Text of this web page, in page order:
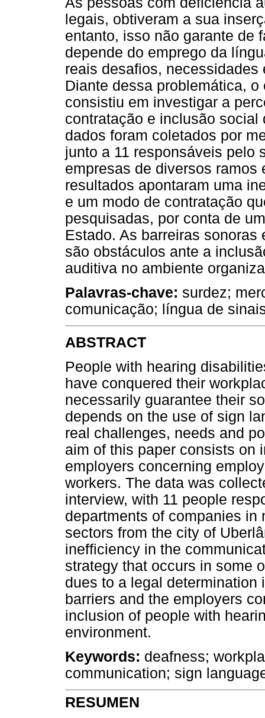
legais, obtiveram a sua
entanto, isso não garante de
depende do emprego da
reais desafios,
Diante dessa problemática,
consistiu em investigar a
contratação e inclusão
dados foram coletados por
junto a 11 responsáveis pelo
empresas de diversos ramos
resultados apontaram uma
e um modo de contratação
pesquisadas, por conta de
Estado. As barreiras
são obstáculos ante a
auditiva no ambiente
Palavras-chave: surdez;
comunicação; língua de
ABSTRACT
People with hearing
have conquered their
necessarily guarantee their
depends on the use of sign
real challenges, needs and
aim of this paper consists on
employers concerning
workers. The data was
interview, with 11 people
departments of companies
sectors from the city of
inefficiency in the
strategy that occurs in some
dues to a legal determination
barriers and the employers
inclusion of people with
environment.
Keywords: deafness;
communication; sign
RESUMEN